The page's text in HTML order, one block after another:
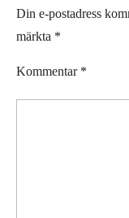
Din e-postadress
märkta *
Kommentar *